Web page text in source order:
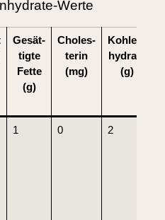
Werte
Gesät­
tigte
Fette
(g)
Choles­
terin
(mg)
Kohlen­
hy­drate
(g)
1 0 2